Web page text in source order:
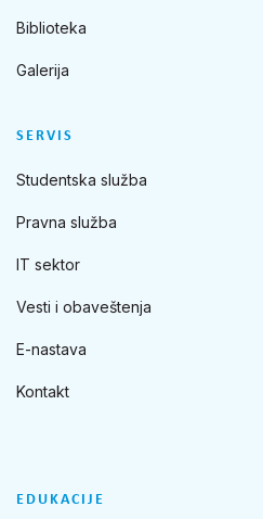
Biblioteka
Galerija
SERVIS
Studentska služba
Pravna služba
IT sektor
Vesti i obaveštenja
E-nastava
Kontakt
EDUKACIJE